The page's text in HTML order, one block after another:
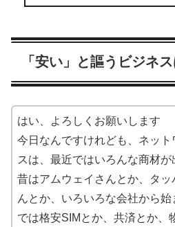
「安い」と謳うビジネ
はい、よろしくお願いします
今日なんですけれども、ネット
スは、最近ではいろんな商材が
昔はアムウェイさんとか、タッ
んとか、いろいろな会社から始
では格安SIMとか、共済とか、